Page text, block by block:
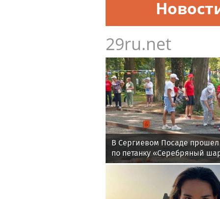
29ru.net
В Сергиевом Посаде
по петанку «Серебряный